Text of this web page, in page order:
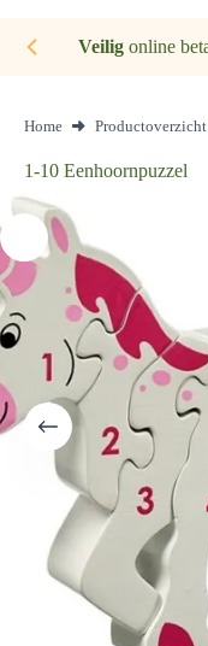
Veiligonline
Home Productoverzicht
1-10 Eenhoornpuzzel